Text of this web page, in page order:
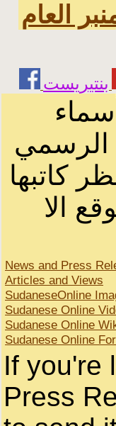
العام
الرسمي
كاتبها
الا
News and Press
Articles and Views
SudaneseOnline
Sudanese Online
Sudanese Online
Sudanese Online
If you're
Press